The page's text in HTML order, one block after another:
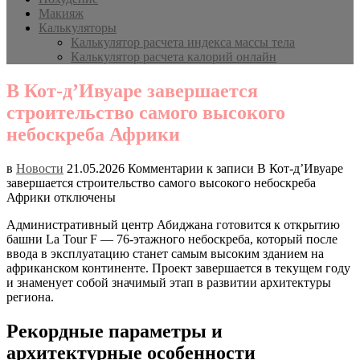
Макияж
Калькуляторы
Калькулятор расчета индекса массы тела
Калькулятор расчета калорий онлайн
В Кот-д’Ивуаре завершается
строительство самого высокого
небоскреба Африки
в Новости 21.05.2026 Комментарии к записи В Кот-д’Ивуаре
завершается строительство самого высокого небоскреба
Африки отключены
Административный центр Абиджана готовится к открытию
башни La Tour F — 76-этажного небоскреба, который после
ввода в эксплуатацию станет самым высоким зданием на
африканском континенте. Проект завершается в текущем году
и знаменует собой значимый этап в развитии архитектуры
региона.
Рекордные параметры и
архитектурные особенности